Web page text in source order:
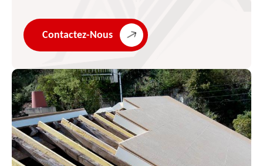
Contactez-Nous